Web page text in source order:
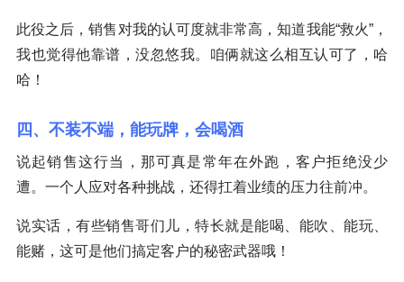
此役之后，销售对我的认可度就非常高，知道我能“救火”，
我也觉得他靠谱，没忽悠我。咱俩就这么相互认可了，哈
哈！
四、不装不端，能玩牌，会喝酒
说起销售这行当，那可真是常年在外跑，客户拒绝没少
遭。一个人应对各种挑战，还得扛着业绩的压力往前冲。
说实话，有些销售哥们儿，特长就是能喝、能吹、能玩、
能赌，这可是他们搞定客户的秘密武器哦！